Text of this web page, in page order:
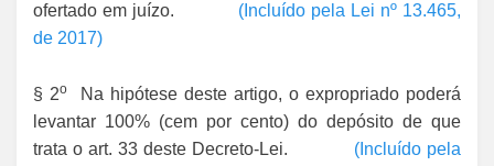
ofertado em juízo. (Incluído pela Lei nº 13.465,
de 2017)
§ 2o
Na hipótese deste artigo, o expropriado poderá
levantar 100% (cem por cento) do depósito de que
trata o art. 33 deste Decreto-Lei. (Incluído pela